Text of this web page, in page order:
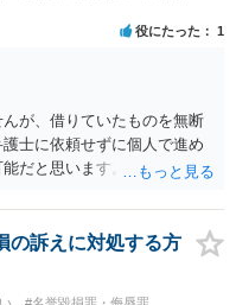
役にたった 1
が、借りていたものを無断
士に依頼せずに個人で進め
だと思います。 見積を出し
らえば足りるでしょう。
の訴えに対処する方